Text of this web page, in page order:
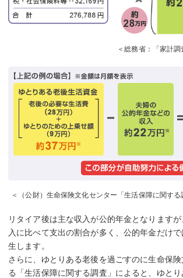
＜総務省：「家計
＜（公財）生命保険文化センター「生活保障に関す
リタイア後は主な収入が公的年金となります
入に比べて支出の割合が多く、公的年金だけ
生します。
さらに、ゆとりある老後を過ごすのに生命保険
る「生活保障に関する調査」によると、ゆと